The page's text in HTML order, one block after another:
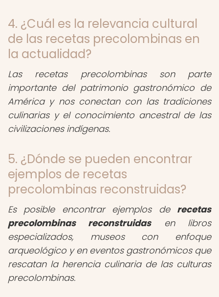
4. ¿Cuál es la relevancia cultural
de las recetas precolombinas en
la actualidad?
Las recetas precolombinas son parte
importante del patrimonio gastronómico de
América y nos conectan con las tradiciones
culinarias y el conocimiento ancestral de las
civilizaciones indígenas.
5. ¿Dónde se pueden encontrar
ejemplos de recetas
precolombinas reconstruidas?
Es posible encontrar ejemplos de recetas
precolombinas reconstruidasen libros
especializados, museos con enfoque
arqueológico y en eventos gastronómicos que
rescatan la herencia culinaria de las culturas
precolombinas.